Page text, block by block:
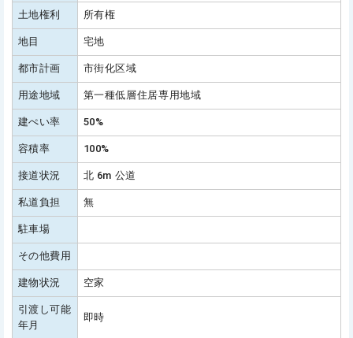
土地権利 所有権
地目 宅地
都市計画 市街化区域
用途地域 第一種低層住居専用地域
建ぺい率 50%
容積率 100%
接道状況 北 6m 公道
私道負担 無
駐車場
その他費用
建物状況 空家
引渡し可能
年月
即時